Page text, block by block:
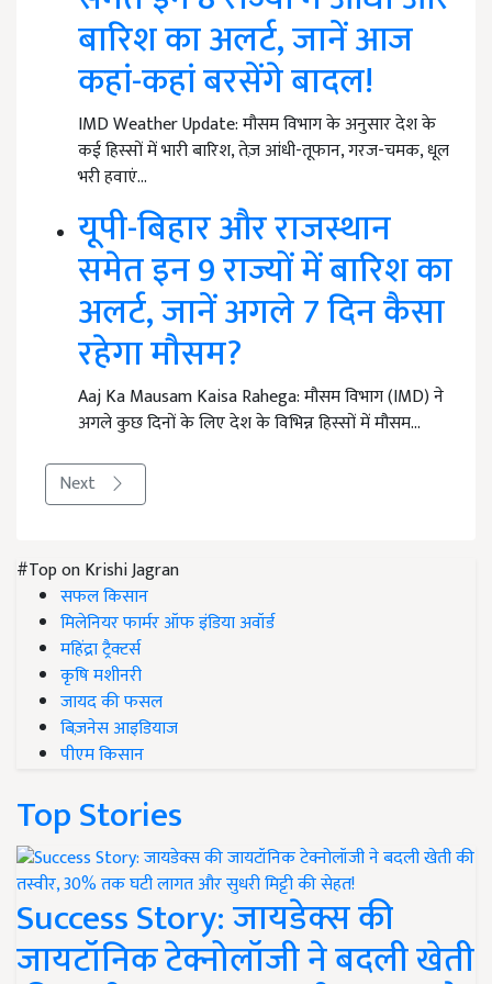
बारिश का अलर्ट, जानें आज
कहां-कहां बरसेंगे बादल!
IMD Weather Update: मौसम विभाग के अनुसार देश के
कई हिस्सों में भारी बारिश, तेज़ आंधी-तूफान, गरज-चमक, धूल
भरी हवाएं…
यूपी-बिहार और राजस्थान
समेत इन 9 राज्यों में बारिश का
अलर्ट, जानें अगले 7 दिन कैसा
रहेगा मौसम?
Aaj Ka Mausam Kaisa Rahega: मौसम विभाग (IMD) ने
अगले कुछ दिनों के लिए देश के विभिन्न हिस्सों में मौसम…
Next
#Top on Krishi Jagran
सफल किसान
मिलेनियर फार्मर ऑफ इंडिया अवॉर्ड
महिंद्रा ट्रैक्टर्स
कृषि मशीनरी
जायद की फसल
बिज़नेस आइडियाज
पीएम किसान
Top Stories
Success Story: जायडेक्स की
जायटॉनिक टेक्नोलॉजी ने बदली खेती